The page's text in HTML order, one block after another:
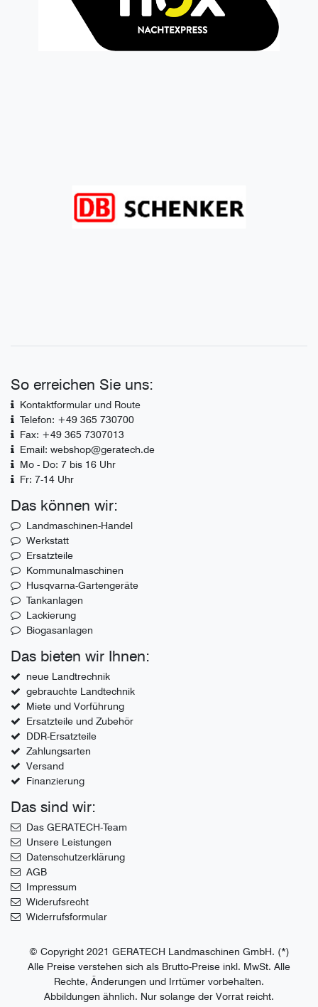
So erreichen Sie uns:
Kontaktformular und Route
Telefon: +49 365 730700
Fax: +49 365 7307013
Email: webshop@geratech.de
Mo - Do: 7 bis 16 Uhr
Fr: 7-14 Uhr
Das können wir:
Landmaschinen-Handel
Werkstatt
Ersatzteile
Kommunalmaschinen
Husqvarna-Gartengeräte
Tankanlagen
Lackierung
Biogasanlagen
Das bieten wir Ihnen:
neue Landtrechnik
gebrauchte Landtechnik
Miete und Vorführung
Ersatzteile und Zubehör
DDR-Ersatzteile
Zahlungsarten
Versand
Finanzierung
Das sind wir:
Das GERATECH-Team
Unsere Leistungen
Datenschutzerklärung
AGB
Impressum
Widerufsrecht
Widerrufsformular
© Copyright 2021 GERATECH Landmaschinen GmbH. (*)
Alle Preise verstehen sich als Brutto-Preise inkl. MwSt. Alle
Rechte, Änderungen und Irrtümer vorbehalten.
Abbildungen ähnlich. Nur solange der Vorrat reicht.